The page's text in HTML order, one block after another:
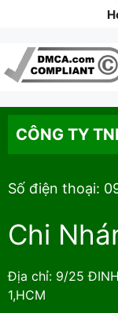
CÔNG TY
Số điện thoại:
Chi
Địa chỉ: 9/25 ĐINH
1,HCM